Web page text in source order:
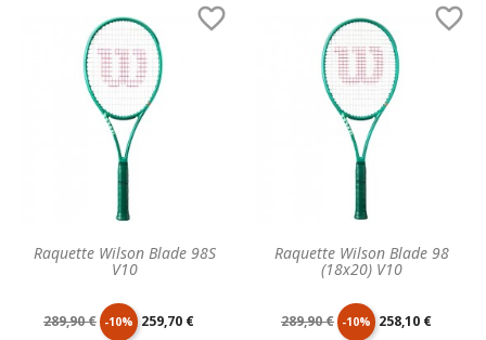
Raquette Wilson Blade 98S
V10

Prix
289,90 € -10% Prix
259,70 €
Raquette Wilson Blade 98
(18x20) V10

Prix
289,90 € -10% Prix
258,10 €